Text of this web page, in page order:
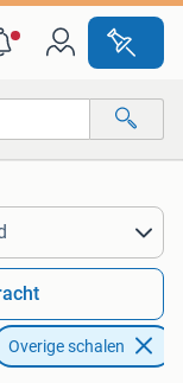
Overige schalen